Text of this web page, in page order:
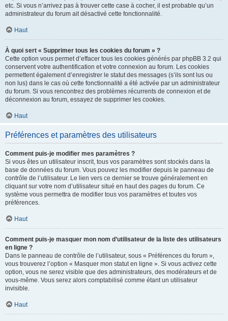
etc. Si vous n’arrivez pas à trouver cette case à cocher, il est probable qu’un
administrateur du forum ait désactivé cette fonctionnalité.
Haut
À quoi sert « Supprimer tous les cookies du forum » ?
Cette option vous permet d’effacer tous les cookies générés par phpBB 3.2 qui
conservent votre authentification et votre connexion au forum. Les cookies
permettent également d’enregistrer le statut des messages (s’ils sont lus ou
non lus) dans le cas où cette fonctionnalité a été activée par un administrateur
du forum. Si vous rencontrez des problèmes récurrents de connexion et de
déconnexion au forum, essayez de supprimer les cookies.
Haut
Préférences et paramètres des utilisateurs
Comment puis-je modifier mes paramètres ?
Si vous êtes un utilisateur inscrit, tous vos paramètres sont stockés dans la
base de données du forum. Vous pouvez les modifier depuis le panneau de
contrôle de l’utilisateur. Le lien vers ce dernier se trouve généralement en
cliquant sur votre nom d’utilisateur situé en haut des pages du forum. Ce
système vous permettra de modifier tous vos paramètres et toutes vos
préférences.
Haut
Comment puis-je masquer mon nom d’utilisateur de la liste des utilisateurs
en ligne ?
Dans le panneau de contrôle de l’utilisateur, sous « Préférences du forum »,
vous trouverez l’option « Masquer mon statut en ligne ». Si vous activez cette
option, vous ne serez visible que des administrateurs, des modérateurs et de
vous-même. Vous serez alors comptabilisé comme étant un utilisateur
invisible.
Haut